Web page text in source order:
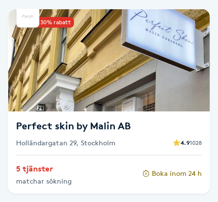
Babylights
Balayage
Bambumassage
Barber
Barnklippning
BIAB
Blowout
Upp till 30% rabatt
Perfect skin by Malin AB
Holländargatan 29, Stockholm 4.91028
5 tjänster
matchar sökning
Boka inom 24 h